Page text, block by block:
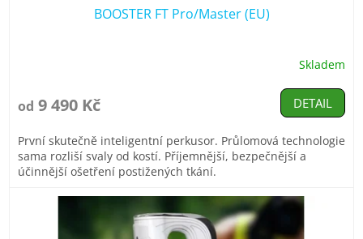
BOOSTER FT Pro/Master (EU)
produktu
je
z
5
hvězdiček.
Skladem
od 9 490 Kč DETAIL
První skutečně inteligentní perkusor. Průlomová technologie
sama rozliší svaly od kostí. Příjemnější, bezpečnější a
účinnější ošetření postižených tkání.